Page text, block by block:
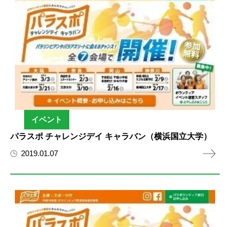
イベント
パラスポ チャレンジデイ キャラバン（横浜国立大学）
2019.01.07